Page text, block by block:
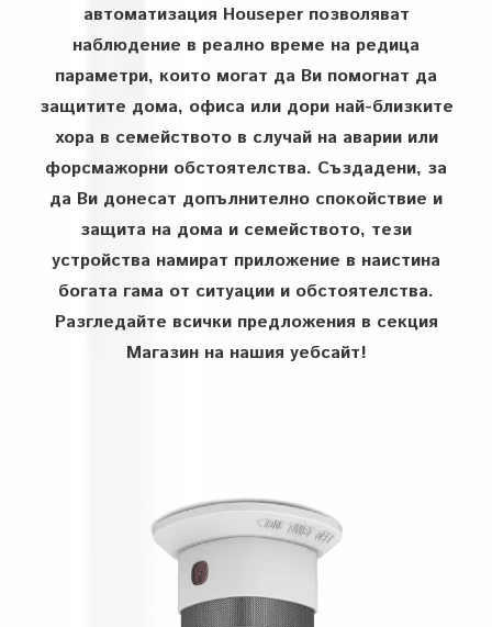
автоматизация Houseper позволяват
наблюдение в реално време на редица
параметри, които могат да Ви помогнат да
защитите дома, офиса или дори най-близките
хора в семейството в случай на аварии или
форсмажорни обстоятелства. Създадени, за
да Ви донесат допълнително спокойствие и
защита на дома и семейството, тези
устройства намират приложение в наистина
богата гама от ситуации и обстоятелства.
Разгледайте всички предложения в секция
Магазин на нашия уебсайт!